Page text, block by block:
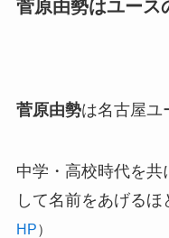
菅原由勢はユース
菅原由勢は名古屋ユ
中学・高校時代を共
して名前をあげるほ
HP）